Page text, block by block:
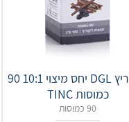
ליקוריץ DGL יחס מיצוי 10:1 90
כמוסות TINC
90 כמוסות